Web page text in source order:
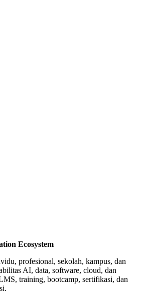
Ecosystem
profesional, sekolah, kampus, dan
AI, data, software, cloud, dan
training, bootcamp, sertifikasi, dan